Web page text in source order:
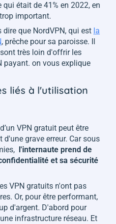
était de 41% en 2022, en
important.
que NordVPN, qui est la
, prêche pour sa paroisse. Il
sont très loin d'offrir les
payant. on vous explique
liés à l'utilisation
VPN gratuit peut être
grave erreur. Car sous
l'internaute prend de
et sa sécurité
VPN gratuits n'ont pas
Or, pour être performant,
d'argent. D'abord pour
infrastructure réseau. Et